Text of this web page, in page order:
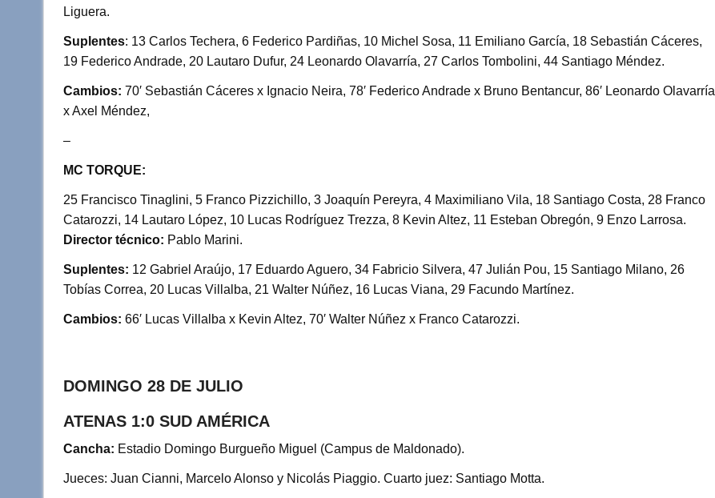
Liguera.
Suplentes: 13 Carlos Techera, 6 Federico Pardiñas, 10 Michel Sosa, 11 Emiliano García, 18 Sebastián Cáceres,
19 Federico Andrade, 20 Lautaro Dufur, 24 Leonardo Olavarría, 27 Carlos Tombolini, 44 Santiago Méndez.
Cambios: 70′ Sebastián Cáceres x Ignacio Neira, 78′ Federico Andrade x Bruno Bentancur, 86′ Leonardo Olavarría
x Axel Méndez,
–
MC TORQUE:
25 Francisco Tinaglini, 5 Franco Pizzichillo, 3 Joaquín Pereyra, 4 Maximiliano Vila, 18 Santiago Costa, 28 Franco
Catarozzi, 14 Lautaro López, 10 Lucas Rodríguez Trezza, 8 Kevin Altez, 11 Esteban Obregón, 9 Enzo Larrosa.
Director técnico: Pablo Marini.
Suplentes: 12 Gabriel Araújo, 17 Eduardo Aguero, 34 Fabricio Silvera, 47 Julián Pou, 15 Santiago Milano, 26
Tobías Correa, 20 Lucas Villalba, 21 Walter Núñez, 16 Lucas Viana, 29 Facundo Martínez.
Cambios: 66′ Lucas Villalba x Kevin Altez, 70′ Walter Núñez x Franco Catarozzi.
DOMINGO 28 DE JULIO
ATENAS 1:0 SUD AMÉRICA
Cancha: Estadio Domingo Burgueño Miguel (Campus de Maldonado).
Jueces: Juan Cianni, Marcelo Alonso y Nicolás Piaggio. Cuarto juez: Santiago Motta.